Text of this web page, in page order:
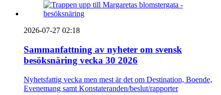
2026-07-27 02:18
Sammanfattning av nyheter om svensk
besöksnäring vecka 30 2026
Nyhetsfattig vecka men mest är det om Destination, Boende,
Evenemang samt Konstateranden/beslut/rapporter